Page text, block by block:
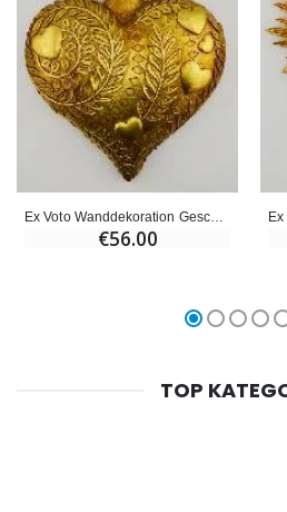
Ex Voto Wanddekoration Geschmücktes Herz - 28cm
€56.00
TOP